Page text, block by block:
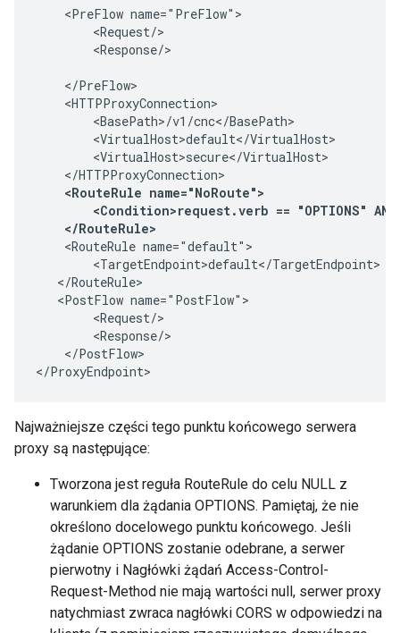
    <PreFlow name="PreFlow">
        <Request/>
        <Response/>
    </PreFlow>
    <HTTPProxyConnection>
        <BasePath>/v1/cnc</BasePath>
        <VirtualHost>default</VirtualHost>
        <VirtualHost>secure</VirtualHost>
    </HTTPProxyConnection>
<RouteRule name="NoRoute">
<Condition>request.verb == "OPTIONS"
    </RouteRule>
    <RouteRule name="default">
        <TargetEndpoint>default</TargetEndpoint>
   </RouteRule>
   <PostFlow name="PostFlow">
        <Request/>
        <Response/>
    </PostFlow>
</ProxyEndpoint>
Najważniejsze części tego punktu końcowego serwera
proxy są następujące:
Tworzona jest reguła RouteRule do celu NULL z
warunkiem dla żądania OPTIONS. Pamiętaj, że nie
określono docelowego punktu końcowego. Jeśli
żądanie OPTIONS zostanie odebrane, a serwer
pierwotny i Nagłówki żądań Access-Control-
Request-Method nie mają wartości null, serwer proxy
natychmiast zwraca nagłówki CORS w odpowiedzi na